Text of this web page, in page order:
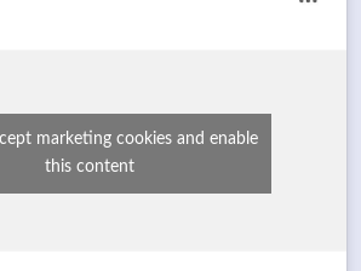
marketing cookies and enable
this content